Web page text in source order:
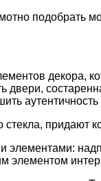
подобрать
декора,
придают